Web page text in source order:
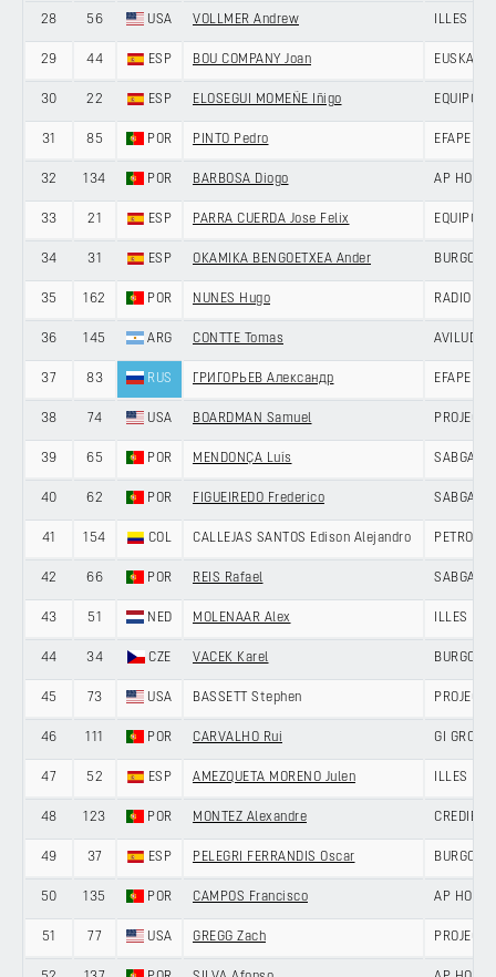
28 56 USA VOLLMER Andrew ILLES
29 44 ESP BOU COMPANY Joan
30 22 ESP ELOSEGUI MOMEÑE Iñigo EQUIPO
31 85 POR PINTO Pedro EFAPEL
32 134 POR BARBOSA Diogo AP
33 21 ESP PARRA CUERDA Jose Felix EQUIPO
34 31 ESP OKAMIKA BENGOETXEA Ander BURGOS-
35 162 POR NUNES Hugo RADIO
36 145 ARG CONTTE Tomas AVILUDO
37 83 RUS ГРИГОРЬЕВ Александр EFAPEL
38 74 USA BOARDMAN Samuel PROJECT
39 65 POR MENDONÇA Luís SABGAL/
40 62 POR FIGUEIREDO Frederico SABGAL/
41 154 COL CALLEJAS SANTOS Edison Alejandro
42 66 POR REIS Rafael SABGAL/
43 51 NED MOLENAAR Alex ILLES
44 34 CZE VACEK Karel BURGOS-
45 73 USA BASSETT Stephen PROJECT
46 111 POR CARVALHO Rui GI
47 52 ESP AMEZQUETA MORENO Julen ILLES
48 123 POR MONTEZ Alexandre
49 37 ESP PELEGRI FERRANDIS Oscar BURGOS-
50 135 POR CAMPOS Francisco AP
51 77 USA GREGG Zach PROJECT